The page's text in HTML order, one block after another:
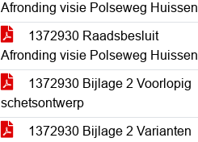
Afronding visie Polseweg Huissen
1372930 Raadsbesluit
Afronding visie Polseweg Huissen
1372930 Bijlage 2 Voorlopig
schetsontwerp
1372930 Bijlage 2 Varianten